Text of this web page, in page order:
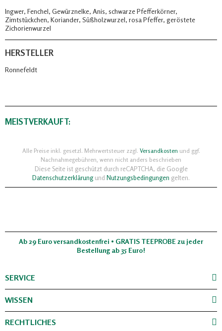
Ingwer, Fenchel, Gewürznelke, Anis, schwarze Pfefferkörner,
Zimtstückchen, Koriander, Süßholzwurzel, rosa Pfeffer, geröstete
Zichorienwurzel
HERSTELLER
Ronnefeldt
MEISTVERKAUFT:
Alle Preise inkl. gesetzl. Mehrwertsteuer zzgl. Versandkosten und ggf.
Nachnahmegebühren, wenn nicht anders beschrieben
Diese Seite ist geschützt durch reCAPTCHA, die Google
Datenschutzerklärungund Nutzungsbedingungen gelten.
Ab 29 Euro versandkostenfrei • GRATIS TEEPROBE zu jeder
Bestellung ab 35 Euro!
SERVICE
WISSEN
RECHTLICHES